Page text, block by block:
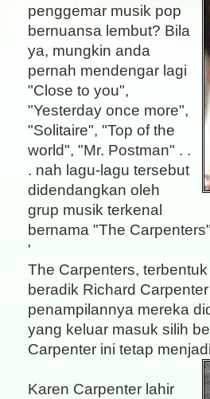
penggemar musik pop
bernuansa lembut? Bila
ya, mungkin anda
pernah mendengar lagi
"Close to you",
"Yesterday once more",
"Solitaire", "Top of the
world", "Mr. Postman" . .
. nah lagu-lagu tersebut
didendangkan oleh
grup musik terkenal
bernama "The
'
The Carpenters,
beradik Richard
penampilannya mereka
yang keluar masuk silih
Carpenter ini tetap
Karen Carpenter lahir